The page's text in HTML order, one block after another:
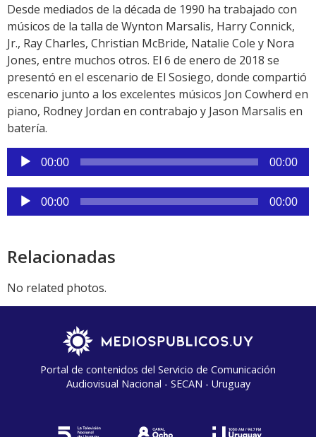
Desde mediados de la década de 1990 ha trabajado con
músicos de la talla de Wynton Marsalis, Harry Connick,
Jr., Ray Charles, Christian McBride, Natalie Cole y Nora
Jones, entre muchos otros. El 6 de enero de 2018 se
presentó en el escenario de El Sosiego, donde compartió
escenario junto a los excelentes músicos Jon Cowherd en
piano, Rodney Jordan en contrabajo y Jason Marsalis en
batería.
Reproductor
de
audio
00:00 00:00
Reproductor
de
00:00 00:00
Relacionadas
No related photos.
Portal de contenidos del Servicio de Comunicación
Audiovisual Nacional - SECAN - Uruguay